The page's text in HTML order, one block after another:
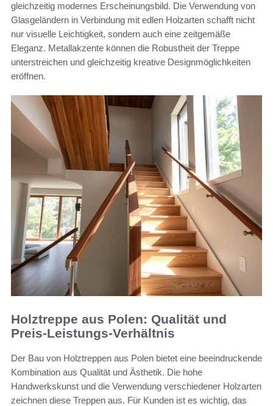
gleichzeitig modernes Erscheinungsbild. Die Verwendung von
Glasgeländern in Verbindung mit edlen Holzarten schafft nicht
nur visuelle Leichtigkeit, sondern auch eine zeitgemäße
Eleganz. Metallakzente können die Robustheit der Treppe
unterstreichen und gleichzeitig kreative Designmöglichkeiten
eröffnen.
Holztreppe aus Polen: Qualität und
Preis-Leistungs-Verhältnis
Der Bau von Holztreppen aus Polen bietet eine beeindruckende
Kombination aus Qualität und Ästhetik. Die hohe
Handwerkskunst und die Verwendung verschiedener Holzarten
zeichnen diese Treppen aus. Für Kunden ist es wichtig, das